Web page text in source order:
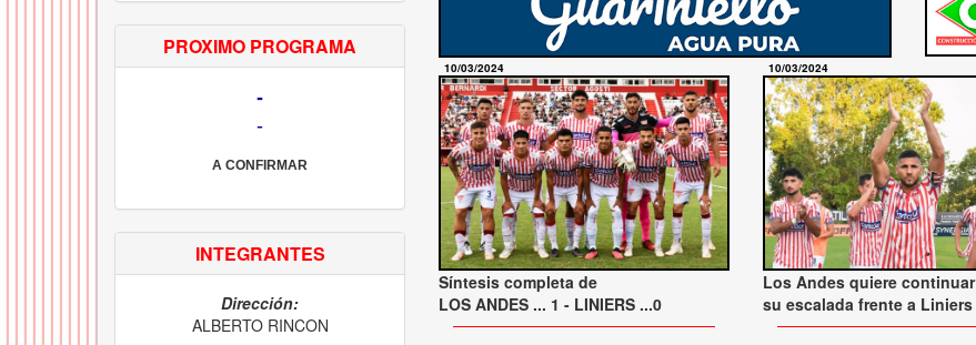
PROXIMO PROGRAMA
-
-
A CONFIRMAR
INTEGRANTES
Dirección:
ALBERTO RINCON
10/03/2024
Síntesis completa de
LOS ANDES ... 1 - LINIERS ...0
10/03/2024
Los Andes quiere continuar
su escalada frente a Liniers